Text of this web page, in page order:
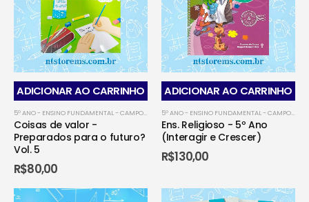
ADICIONAR AO CARRINHO
5º ANO - ENSINO FUNDAMENTAL - CAMPO GRANDENSE ,5º ANO - ENSINO FUNDAMENTAL -
Coisas de valor -
Preparados para o futuro?
Vol. 5
R$80,00
ADICIONAR AO CARRINHO
5º ANO - ENSINO FUNDAMENTAL - CAMPO GRANDENSE
Ens. Religioso - 5º Ano
(Interagir e Crescer)
R$130,00